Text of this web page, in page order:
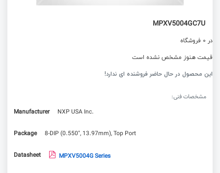
MPXV5004GC7U
در 0 فروشگاه
قیمت هنوز مشخص نشده است
این محصول در حال حاضر فروشنده ای ندارد!
مشخصات فنی:
Manufacturer
NXP USA Inc.
Package 8-DIP (0.550", 13.97mm), Top Port
Datasheet MPXV5004G Series